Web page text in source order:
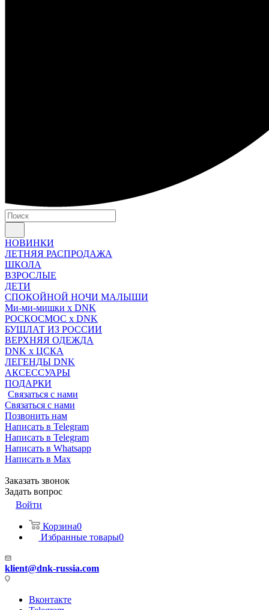
НОВИНКИ
ЛЕТНЯЯ РАСПРОДАЖА
ШКОЛА
ВЗРОСЛЫЕ
ДЕТИ
СПОКОЙНОЙ НОЧИ МАЛЫШИ
Ми-ми-мишки x DNK
РОСКОСМОС x DNK
БУШЛАТ ИЗ РОССИИ
ВЕРХНЯЯ ОДЕЖДА
DNK x ЦСКА
ЛЕГЕНДЫ DNK
АКСЕССУАРЫ
ПОДАРКИ
Связаться с нами
Связаться с нами
Позвонить нам
Написать в Telegram
Написать в Telegram
Написать в Whatsapp
Написать в Max
Заказать звонок
Задать вопрос
Войти
Корзина0
Избранные товары0
klient@dnk-russia.com
Вконтакте